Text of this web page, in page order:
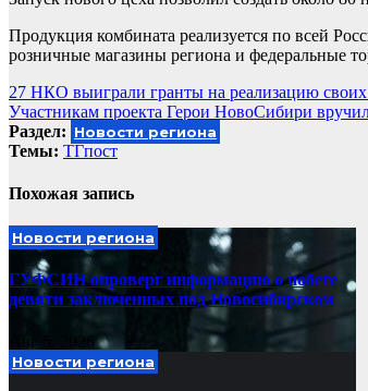
Продукция комбината реализуется по всей
розничные магазины региона и федеральные
Навигация
по
записям
27 НКО выиграли гранты на реализацию своих
Участникам проекта Герои НовоСибири
Раздел: Новости региона
Темы: ТГпост
Похожая запись
Новости региона
ГУФСИН опроверг информацию о побеге
девяти заключенных под Новосибирском
Новости региона